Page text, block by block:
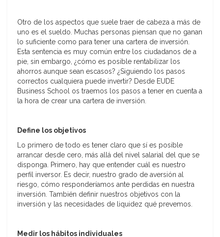
Otro de los aspectos que suele traer de cabeza a más de
uno es el sueldo. Muchas personas piensan que no ganan
lo suficiente como para tener una cartera de inversión.
Esta sentencia es muy común entre los ciudadanos de a
pie, sin embargo, ¿cómo es posible rentabilizar los
ahorros aunque sean escasos? ¿Siguiendo los pasos
correctos cualquiera puede invertir? Desde EUDE
Business School os traemos los pasos a tener en cuenta a
la hora de crear una cartera de inversión.
Define los objetivos
Lo primero de todo es tener claro que sí es posible
arrancar desde cero, más allá del nivel salarial del que se
disponga. Primero, hay que entender cuál es nuestro
perfil inversor. Es decir, nuestro grado de aversión al
riesgo, cómo responderíamos ante perdidas en nuestra
inversión. También definir nuestros objetivos con la
inversión y las necesidades de liquidez qué prevemos.
Medir los hábitos individuales